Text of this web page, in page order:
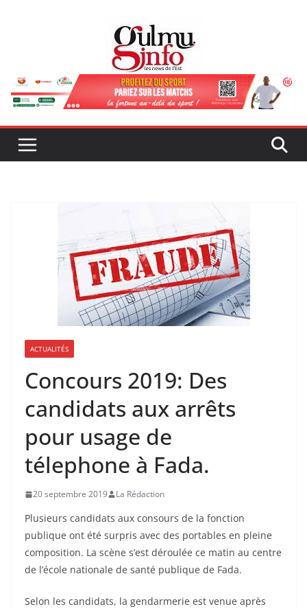
ACTUALITÉS
Concours 2019: Des
candidats aux arrêts
pour usage de
télephone à Fada.
20 septembre 2019 La Rédaction
Plusieurs candidats aux consours de la fonction
publique ont été surpris avec des portables en pleine
composition. La scène s’est déroulée ce matin au centre
de l’école nationale de santé publique de Fada.
Selon les candidats, la gendarmerie est venue après